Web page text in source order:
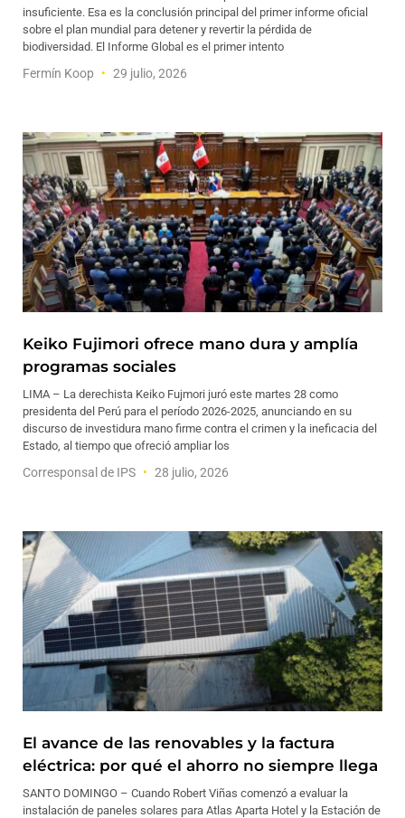
insuficiente. Esa es la conclusión principal del primer informe oficial
sobre el plan mundial para detener y revertir la pérdida de
biodiversidad. El Informe Global es el primer intento
Fermín Koop 29 julio, 2026
Keiko Fujimori ofrece mano dura y amplía
programas sociales
LIMA – La derechista Keiko Fujmori juró este martes 28 como
presidenta del Perú para el período 2026-2025, anunciando en su
discurso de investidura mano firme contra el crimen y la ineficacia del
Estado, al tiempo que ofreció ampliar los
Corresponsal de IPS 28 julio, 2026
El avance de las renovables y la factura
eléctrica: por qué el ahorro no siempre llega
SANTO DOMINGO – Cuando Robert Viñas comenzó a evaluar la
instalación de paneles solares para Atlas Aparta Hotel y la Estación de